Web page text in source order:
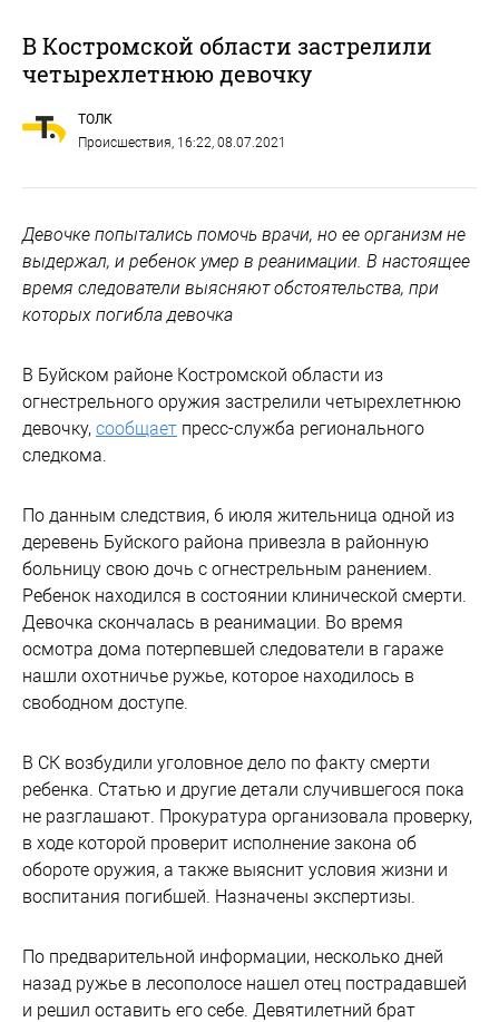
В Костромской области застрелили
четырехлетнюю девочку
ТОЛК
Происшествия, 16:22, 08.07.2021
Девочке попытались помочь врачи, но ее организм не
выдержал, и ребенок умер в реанимации. В настоящее
время следователи выясняют обстоятельства, при
которых погибла девочка
В Буйском районе Костромской области из
огнестрельного оружия застрелили четырехлетнюю
девочку, сообщает пресс-служба регионального
следкома.
По данным следствия, 6 июля жительница одной из
деревень Буйского района привезла в районную
больницу свою дочь с огнестрельным ранением.
Ребенок находился в состоянии клинической смерти.
Девочка скончалась в реанимации. Во время
осмотра дома потерпевшей следователи в гараже
нашли охотничье ружье, которое находилось в
свободном доступе.
В СК возбудили уголовное дело по факту смерти
ребенка. Статью и другие детали случившегося пока
не разглашают. Прокуратура организовала проверку,
в ходе которой проверит исполнение закона об
обороте оружия, а также выяснит условия жизни и
воспитания погибшей. Назначены экспертизы.
По предварительной информации, несколько дней
назад ружье в лесополосе нашел отец пострадавшей
и решил оставить его себе. Девятилетний брат